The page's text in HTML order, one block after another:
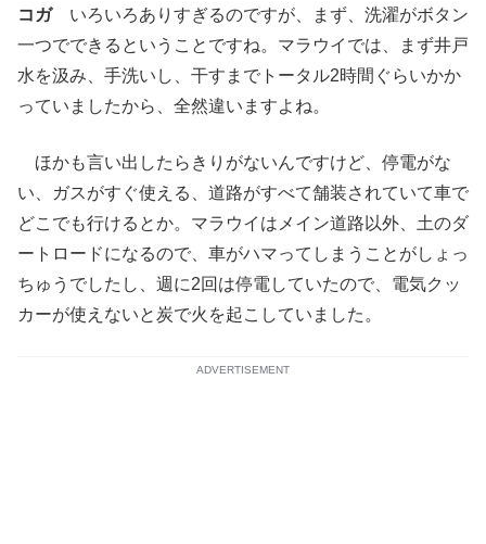
コガいろいろありすぎるのですが、まず、洗濯がボタン
一つでできるということですね。マラウイでは、まず井戸
水を汲み、手洗いし、干すまでトータル2時間ぐらいかか
っていましたから、全然違いますよね。
ほかも言い出したらきりがないんですけど、停電がな
い、ガスがすぐ使える、道路がすべて舗装されていて車で
どこでも行けるとか。マラウイはメイン道路以外、土のダ
ートロードになるので、車がハマってしまうことがしょっ
ちゅうでしたし、週に2回は停電していたので、電気クッ
カーが使えないと炭で火を起こしていました。
ADVERTISEMENT